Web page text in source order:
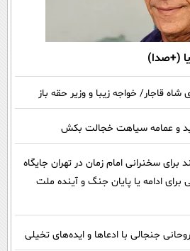
(+صدا)
قاجار/ خواجه زیبا و وزیر حقه باز
و عمامه سیاهت خجالت بکش
سخنرانی امام زمان در تهران جایگاه
ادامه یا پایان جنگ و آینده ملت
جنجالی با ادعاها و ایده‌های تخیلی